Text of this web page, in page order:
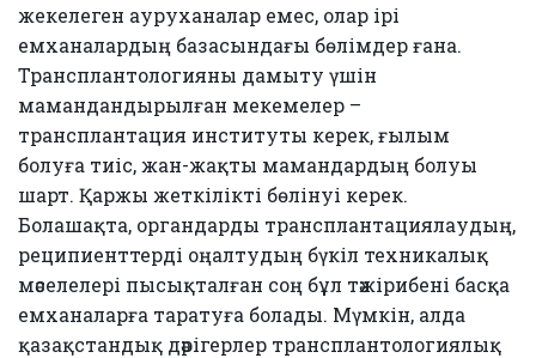
жекелеген ауруханалар емес, олар ірі
емханалардың базасындағы бөлімдер ғана.
Трансплантологияны дамыту үшін
мамандандырылған мекемелер –
трансплантация институты керек, ғылым
болуға тиіс, жан-жақты мамандардың болуы
шарт. Қаржы жеткілікті бөлінуі керек.
Болашақта, органдарды трансплантациялаудың,
реципиенттерді оңалтудың бүкіл техникалық
мәселелері пысықталған соң бұл тәжірибені басқа
емханаларға таратуға болады. Мүмкін, алда
қазақстандық дәрігерлер трансплантологиялық